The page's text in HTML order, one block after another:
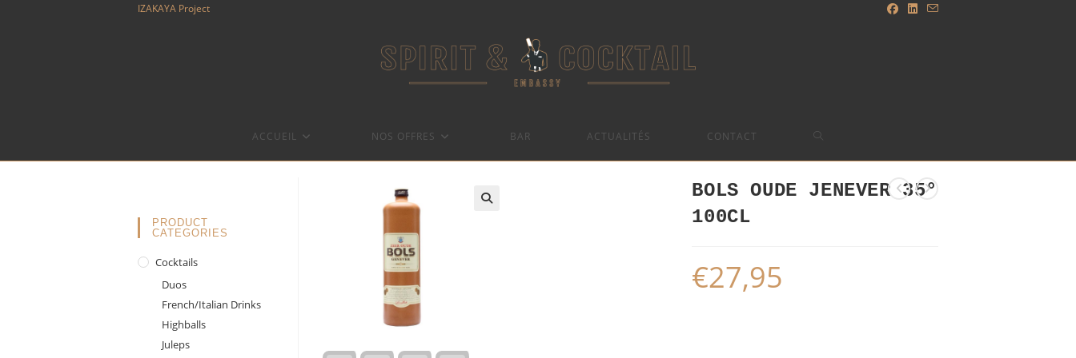
IZAKAYA Project
ACCUEIL NOS OFFRES BAR ACTUALITÉS CONTACT TOGGLE
WEBSITE
BOLS OUDE JENEVER 35°
100CL
€27,95
PRODUCT
CATEGORIES
Cocktails
Duos
French/Italian Drinks
Highballs
Juleps